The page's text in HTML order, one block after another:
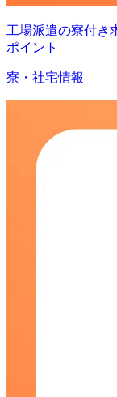
工場派遣の寮付き
ポイント
寮・社宅情報